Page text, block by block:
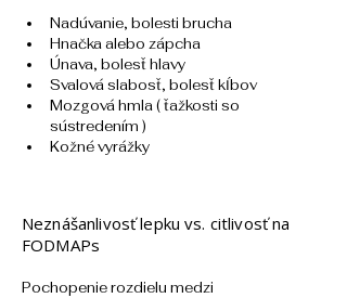
Nadúvanie, bolesti brucha
Hnačka alebo zápcha
Únava, bolesť hlavy
Svalová slabosť, bolesť kĺbov
Mozgová hmla ( ťažkosti so
sústredením )
Kožné vyrážky
Neznášanlivosť lepku vs. citlivosť na
FODMAPs
Pochopenie rozdielu medzi